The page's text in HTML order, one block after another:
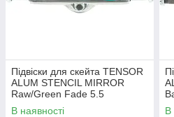
Підвіски для скейта TENSOR
ALUM STENCIL MIRROR
Raw/Green Fade 5.5
В наявності
В